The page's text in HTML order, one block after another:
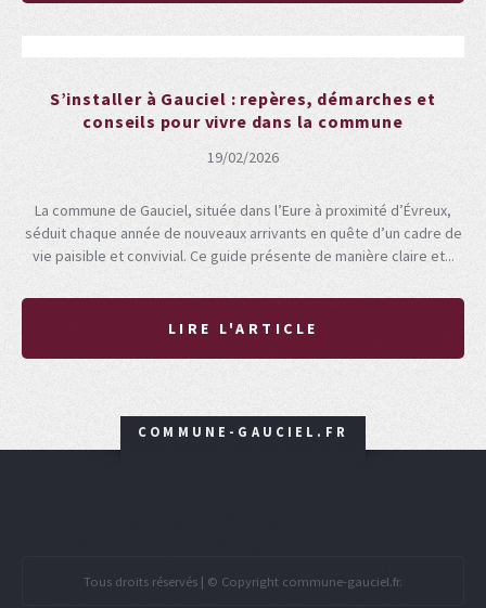
S’installer à Gauciel : repères, démarches et
conseils pour vivre dans la commune
19/02/2026
La commune de Gauciel, située dans l’Eure à proximité d’Évreux,
séduit chaque année de nouveaux arrivants en quête d’un cadre de
vie paisible et convivial. Ce guide présente de manière claire et...
LIRE L'ARTICLE
COMMUNE-GAUCIEL.FR
Tous droits réservés | © Copyright commune-gauciel.fr.